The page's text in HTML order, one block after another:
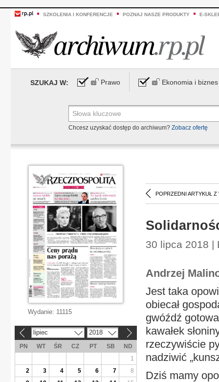
SZKOLENIA I KONFERENCJE POZNAJ NASZE PRODUKTY E-
SZUKAJ W: Prawo Ekonomia i biznes
Chcesz uzyskać dostęp do archiwum? Zobacz ofertę
POPRZEDNI ARTYKUŁ Z
30 lipca 2018 |
Andrzej
Jest taka
obiecał
gwóźdź
kawałek
rzeczywiście
nadziwić
Dziś mamy
Wydanie: 11115
lipiec 2018
PN WT ŚR CZ PT SB
ND
1
2
3 4 5 6 7
8